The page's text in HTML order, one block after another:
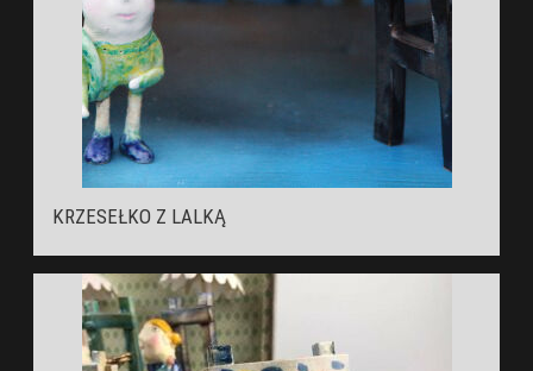
KRZESEŁKO Z LALKĄ